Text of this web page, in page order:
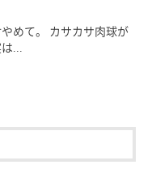
、犬の平熱は38.5℃前後
を測り、驚く人も多いか
以上から発熱と思っ
理をするうえで役立つか
やめて。 カサカサ肉球が
...